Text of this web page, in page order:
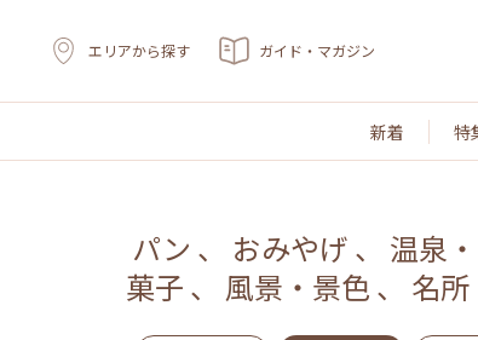
エリアから探す ガイド・マガジン
新着 特
パン 、 おみやげ 、 温泉
菓子 、 風景・景色 、 名